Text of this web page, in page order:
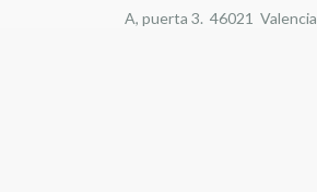
A, puerta 3. 46021 Valencia